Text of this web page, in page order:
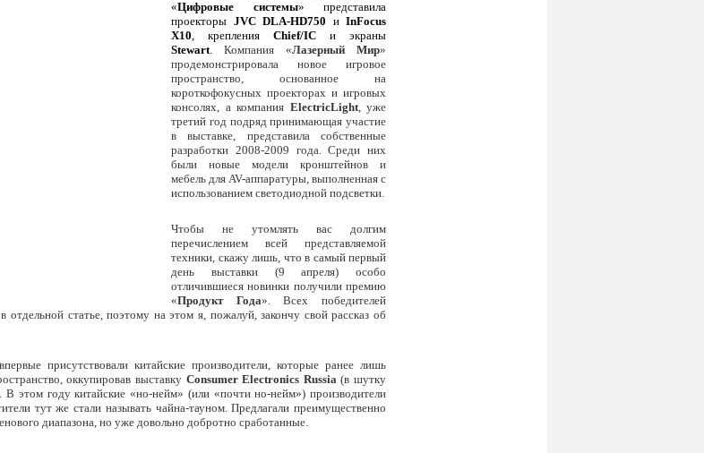
«Цифровые системы» представила
проекторы JVC DLA-HD750 и InFocus
X10, крепления Chief/IC и экраны
Stewart. Компания «Лазерный Мир»
продемонстрировала новое игровое
пространство, основанное на
короткофокусных проекторах и игровых
консолях, а компания ElectricLight, уже
третий год подряд принимающая участие
в выставке, представила собственные
разработки 2008-2009 года. Среди них
были новые модели кронштейнов и
мебель для AV-аппаратуры, выполненная с
использованием светодиодной подсветки.
Чтобы не утомлять вас долгим
перечислением всей представляемой
техники, скажу лишь, что в самый первый
день выставки (9 апреля) особо
отличившиеся новинки получили премию
«Продукт Года». Всех победителей
статье, поэтому на этом я, пожалуй, закончу свой рассказ об
присутствовали китайские производители, которые ранее лишь
оккупировав выставку Consumer Electronics Russia(в шутку
этом году китайские «но-нейм» (или «почти но-нейм») производители
тут же стали называть чайна-тауном. Предлагали преимущественно
диапазона, но уже довольно добротно сработанные.